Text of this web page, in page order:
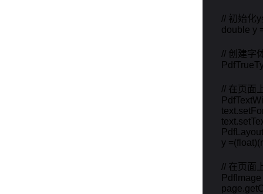
// 初始
double y
// 创建字
// 在页
y
// 在